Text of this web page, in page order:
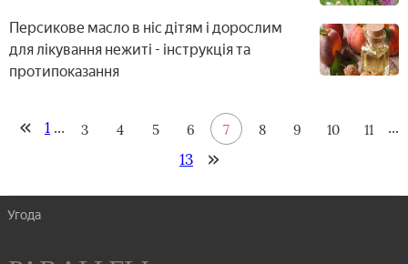
Персикове масло в ніс дітям і дорослим
для лікування нежиті - інструкція та
протипоказання
1 ... 3 4 5 6 7 8 9 10 11
...
13
Угода